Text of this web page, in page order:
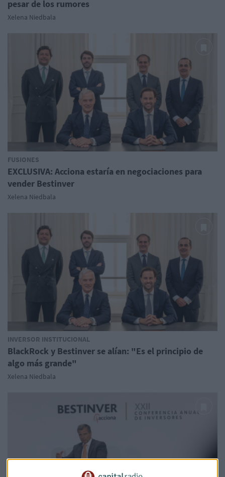
pesar de los rumores
Xelena Niedbala
FUSIONES
EXCLUSIVA: Acciona estaría en negociaciones para
vender Bestinver
Xelena Niedbala
INVERSOR INSTITUCIONAL
BlackRock y Bestinver se alían: "Es el principio de
algo más grande"
Xelena Niedbala